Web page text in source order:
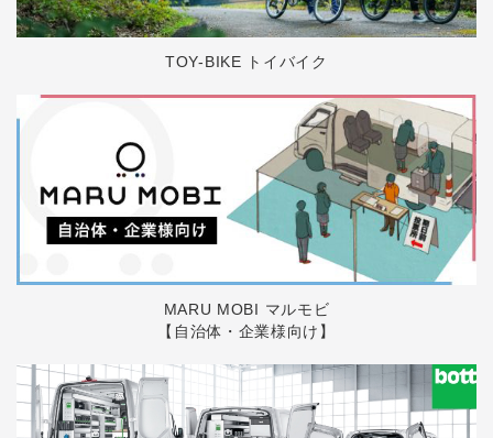
TOY-BIKE トイバイク
MARU MOBI マルモビ
【自治体・企業様向け】